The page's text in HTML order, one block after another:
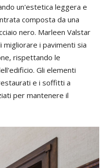
un'estetica leggera e
composta da una
nero. Marleen Valstar
i pavimenti sia
rispettando le
Gli elementi
e i soffitti a
per mantenere il